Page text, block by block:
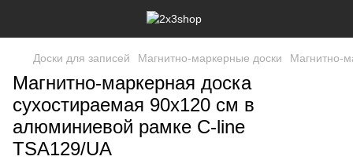
Доски для записей Магнитно-маркерные доски Магнитно-
Магнитно-маркерная доска
сухостираемая 90x120 см в
алюминиевой рамке C-line
TSA129/UA